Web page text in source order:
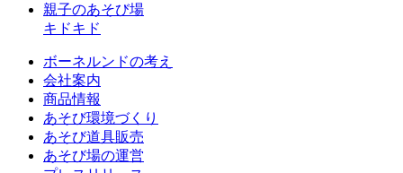
親子のあそび場
キドキド
ボーネルンドの考え
会社案内
商品情報
あそび環境づくり
あそび道具販売
あそび場の運営